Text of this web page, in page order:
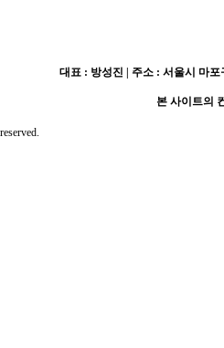
대표 : 방성진 | 주소 : 서울시 마
본 사이트의